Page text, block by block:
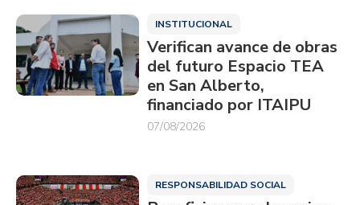
INSTITUCIONAL
Verifican avance de obras
del futuro Espacio TEA
en San Alberto,
financiado por ITAIPU
07/08/2026
RESPONSABILIDAD SOCIAL